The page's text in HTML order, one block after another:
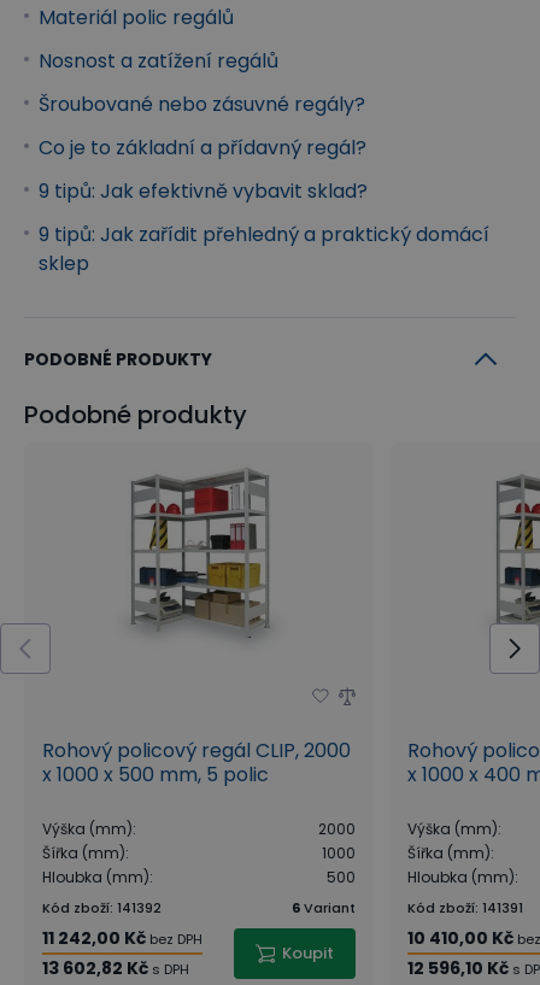
Materiál polic regálů
Nosnost a zatížení regálů
Šroubované nebo zásuvné regály?
Co je to základní a přídavný regál?
9 tipů: Jak efektivně vybavit sklad?
9 tipů: Jak zařídit přehledný a praktický domácí
sklep
PODOBNÉ PRODUKTY
Podobné produkty
Rohový policový regál CLIP, 2000
x 1000 x 500 mm, 5 polic
Výška (mm):
2000
Šířka (mm):
1000
Hloubka (mm): 500
Kód zboží: 141392 6Variant
11 242,00 Kč bez DPH
13 602,82 Kč s DPH
Koupit
Rohový
x 1000 x 400
Výška (mm):
Šířka (mm):
Hloubka (mm):
Kód zboží: 141391
10 410,00 Kč
12 596,10 Kč s